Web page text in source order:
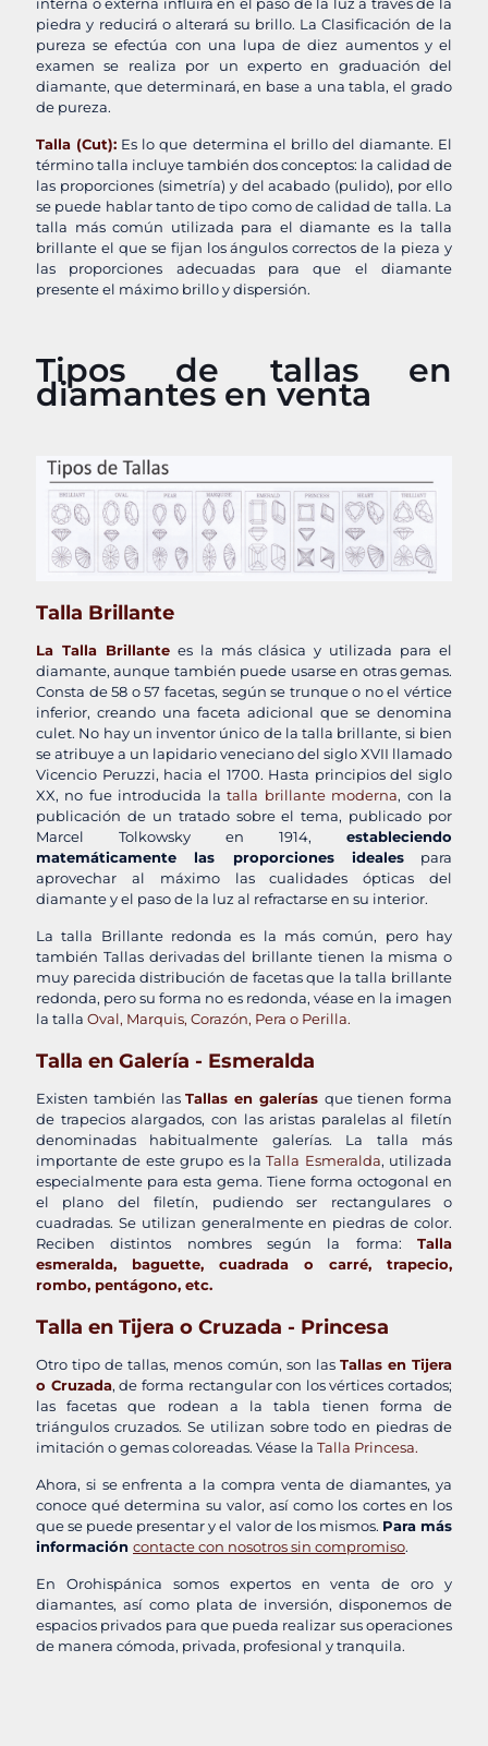
interna o externa influirá en el paso de la luz a través de la
piedra y reducirá o alterará su brillo. La Clasificación de la
pureza se efectúa con una lupa de diez aumentos y el
examen se realiza por un experto en graduación del
diamante, que determinará, en base a una tabla, el grado
de pureza.
Talla (Cut): Es lo que determina el brillo del diamante. El
término talla incluye también dos conceptos: la calidad de
las proporciones (simetría) y del acabado (pulido), por ello
se puede hablar tanto de tipo como de calidad de talla. La
talla más común utilizada para el diamante es la talla
brillante el que se fijan los ángulos correctos de la pieza y
las proporciones adecuadas para que el diamante
presente el máximo brillo y dispersión.
Tipos de tallas en
diamantes en venta
Talla Brillante
La Talla Brillantees la más clásica y utilizada para el
diamante, aunque también puede usarse en otras gemas.
Consta de 58 o 57 facetas, según se trunque o no el vértice
inferior, creando una faceta adicional que se denomina
culet. No hay un inventor único de la talla brillante, si bien
se atribuye a un lapidario veneciano del siglo XVII llamado
Vicencio Peruzzi, hacia el 1700. Hasta principios del siglo
XX, no fue introducida latalla brillante moderna, con la
publicación de un tratado sobre el tema, publicado por
Marcel Tolkowsky en 1914, estableciendo
matemáticamente las proporciones idealespara
aprovechar al máximo las cualidades ópticas del
diamante y el paso de la luz al refractarse en su interior.
La talla Brillante redonda es la más común, pero hay
también Tallas derivadas del brillante tienen la misma o
muy parecida distribución de facetas que la talla brillante
redonda, pero su forma no es redonda, véase en la imagen
la talla Oval, Marquis, Corazón, Pera o Perilla.
Talla en Galería - Esmeralda
Existen también lasTallas en galerías que tienen forma
de trapecios alargados, con las aristas paralelas al filetín
denominadas habitualmente galerías. La talla más
importante de este grupo es laTalla Esmeralda, utilizada
especialmente para esta gema. Tiene forma octogonal en
el plano del filetín, pudiendo ser rectangulares o
cuadradas. Se utilizan generalmente en piedras de color.
Reciben distintos nombres según la forma: Talla
esmeralda, baguette, cuadrada o carré, trapecio,
rombo, pentágono, etc.
Talla en Tijera o Cruzada - Princesa
Otro tipo de tallas, menos común, son las Tallas en Tijera
o Cruzada, de forma rectangular con los vértices cortados;
las facetas que rodean a la tabla tienen forma de
triángulos cruzados. Se utilizan sobre todo en piedras de
imitación o gemas coloreadas. Véase la Talla Princesa.
Ahora, si se enfrenta a la compra venta de diamantes, ya
conoce qué determina su valor, así como los cortes en los
que se puede presentar y el valor de los mismos. Para más
información contacte con nosotros sin compromiso.
En Orohispánica somos expertos en venta de oro y
diamantes, así como plata de inversión, disponemos de
espacios privados para que pueda realizar sus operaciones
de manera cómoda, privada, profesional y tranquila.